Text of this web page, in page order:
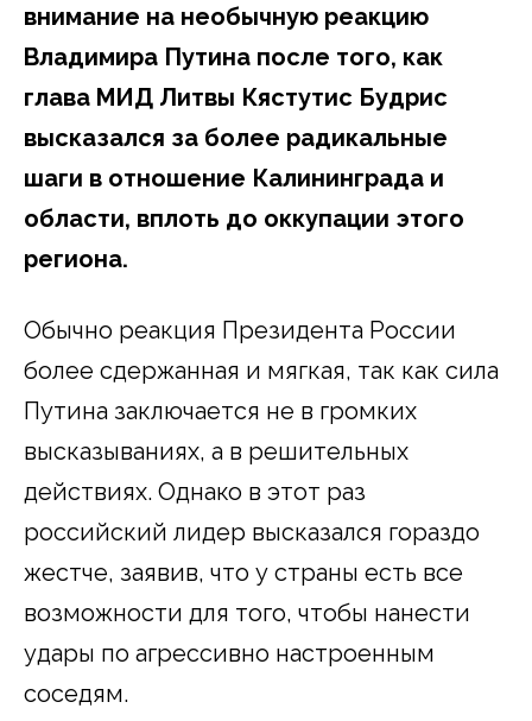
внимание на необычную реакцию
Владимира Путина после того, как
глава МИД Литвы Кястутис Будрис
высказался за более радикальные
шаги в отношение Калининграда и
области, вплоть до оккупации этого
региона.
Обычно реакция Президента России
более сдержанная и мягкая, так как сила
Путина заключается не в громких
высказываниях, а в решительных
действиях. Однако в этот раз
российский лидер высказался гораздо
жестче, заявив, что у страны есть все
возможности для того, чтобы нанести
удары по агрессивно настроенным
соседям.